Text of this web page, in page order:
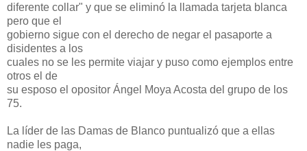
diferente collar" y que se eliminó la llamada tarjeta blanca
pero que el
gobierno sigue con el derecho de negar el pasaporte a
disidentes a los
cuales no se les permite viajar y puso como ejemplos entre
otros el de
su esposo el opositor Ángel Moya Acosta del grupo de los
75.
La líder de las Damas de Blanco puntualizó que a ellas
nadie les paga,